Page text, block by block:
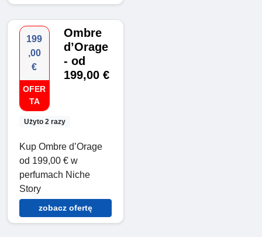
199
,00
€
OFER
TA
Użyto 2 razy
Ombre
d’Orage
- od
199,00 €
Kup Ombre d’Orage
od 199,00 € w
perfumach Niche
Story
zobacz ofertę